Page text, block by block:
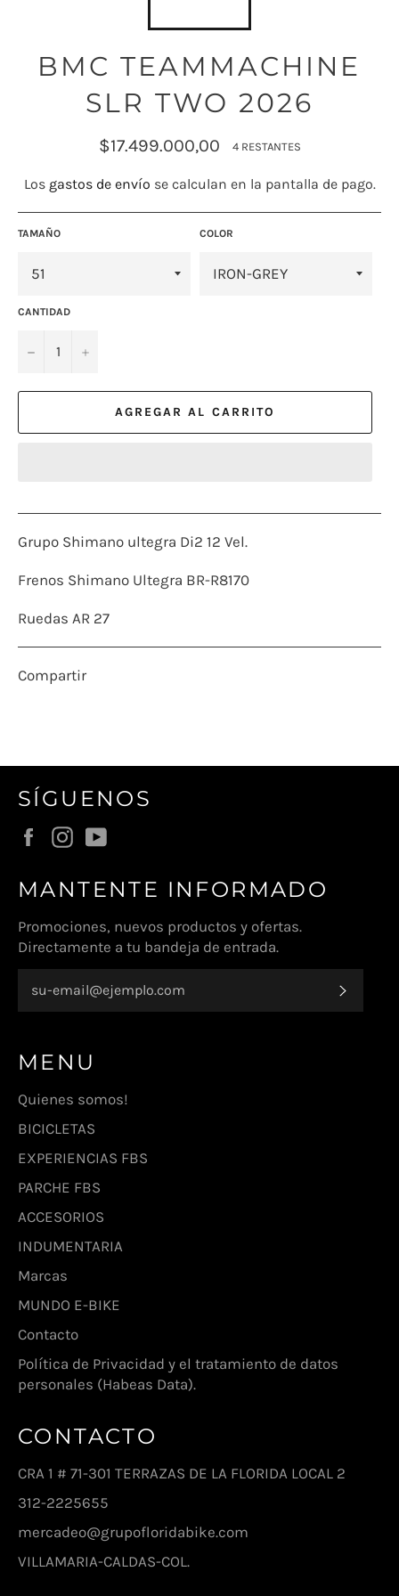
BMC TEAMMACHINE
SLR TWO 2026
Precio
habitual
$17.499.000,00 4 RESTANTES
Los gastos de envío se calculan en la pantalla de pago.
TAMAÑO COLOR
CANTIDAD
− +
AGREGAR AL CARRITO
Grupo Shimano ultegra Di2 12 Vel.
Frenos Shimano Ultegra BR-R8170
Ruedas AR 27
Compartir
SÍGUENOS
FacebookInstagram
MANTENTE INFORMADO
Promociones, nuevos productos y ofertas.
Directamente a tu bandeja de entrada.
MENU
Quienes somos!
BICICLETAS
EXPERIENCIAS FBS
PARCHE FBS
ACCESORIOS
INDUMENTARIA
Marcas
MUNDO E-BIKE
Contacto
Política de Privacidad y el tratamiento de datos
personales (Habeas Data).
CONTACTO
CRA 1 # 71-301 TERRAZAS DE LA FLORIDA LOCAL 2
312-2225655
mercadeo@grupofloridabike.com
VILLAMARIA-CALDAS-COL.